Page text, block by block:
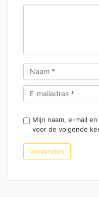
Mijn naam, e-mail
voor de volgende